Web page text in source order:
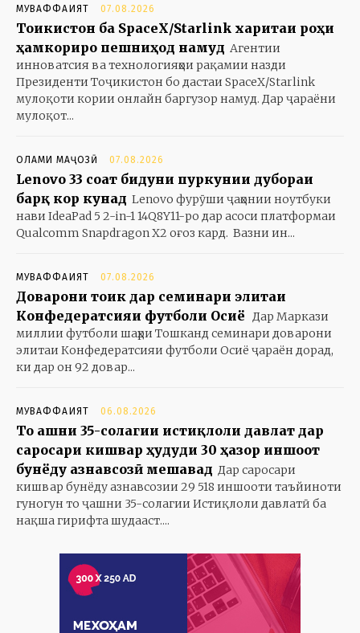
МУВАФФАҚИЯТ 07.08.2026
Тоҷикистон ба SpaceX/Starlink харитаи роҳи
ҳамкориро пешниҳод намуд Агентии
инноватсия ва технологияҳои рақамии назди
Президенти Тоҷикистон бо дастаи SpaceX/Starlink
мулоқоти кории онлайн баргузор намуд. Дар ҷараёни
мулоқот...
ОЛАМИ МАҶОЗӢ 07.08.2026
Lenovo 33 соат бидуни пуркунии дубораи
барқ кор кунад Lenovo фурӯши ҷаҳонии ноутбуки
нави IdeaPad 5 2-in-1 14Q8Y11-ро дар асоси платформаи
Qualcomm Snapdragon X2 оғоз кард. Вазни ин...
МУВАФФАҚИЯТ 07.08.2026
Доварони тоҷик дар семинари элитаи
Конфедератсияи футболи Осиё Дар Маркази
миллии футболи шаҳри Тошканд семинари доварони
элитаи Конфедератсияи футболи Осиё ҷараён дорад,
ки дар он 92 довар...
МУВАФФАҚИЯТ 06.08.2026
То ҷашни 35-солагии истиқлоли давлат дар
саросари кишвар ҳудуди 30 ҳазор иншоот
бунёду азнавсозӣ мешавад Дар саросари
кишвар бунёду азнавсозии 29 518 иншооти таъйиноти
гуногун то ҷашни 35-солагии Истиқлоли давлатӣ ба
нақша гирифта шудааст....